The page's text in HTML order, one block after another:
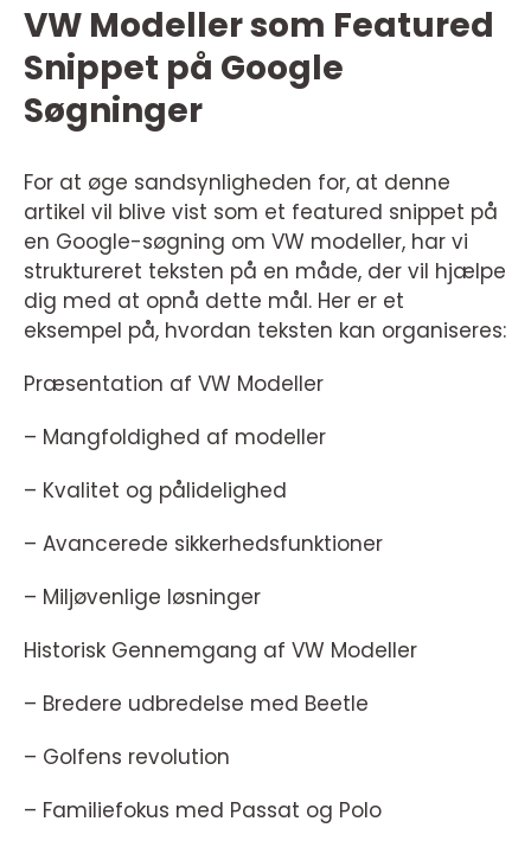
VW Modeller som Featured
Snippet på Google
Søgninger
For at øge sandsynligheden for, at denne
artikel vil blive vist som et featured snippet på
en Google-søgning om VW modeller, har vi
struktureret teksten på en måde, der vil hjælpe
dig med at opnå dette mål. Her er et
eksempel på, hvordan teksten kan organiseres:
Præsentation af VW Modeller
– Mangfoldighed af modeller
– Kvalitet og pålidelighed
– Avancerede sikkerhedsfunktioner
– Miljøvenlige løsninger
Historisk Gennemgang af VW Modeller
– Bredere udbredelse med Beetle
– Golfens revolution
– Familiefokus med Passat og Polo